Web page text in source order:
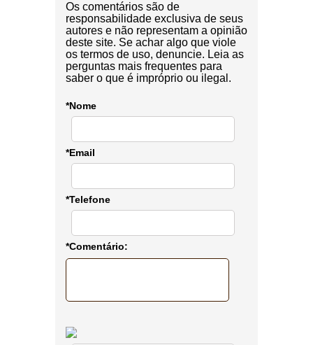
Os comentários são de
responsabilidade exclusiva de seus
autores e não representam a opinião
deste site. Se achar algo que viole
os termos de uso, denuncie. Leia as
perguntas mais frequentes para
saber o que é impróprio ou ilegal.
*Nome
*Email
*Telefone
*Comentário: